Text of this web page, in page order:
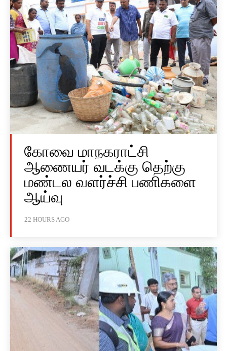
கோவை மாநகராட்சி
ஆணையர் வடக்கு தெற்கு
மண்டல வளர்ச்சி பணிகளை
ஆய்வு
22 HOURS AGO